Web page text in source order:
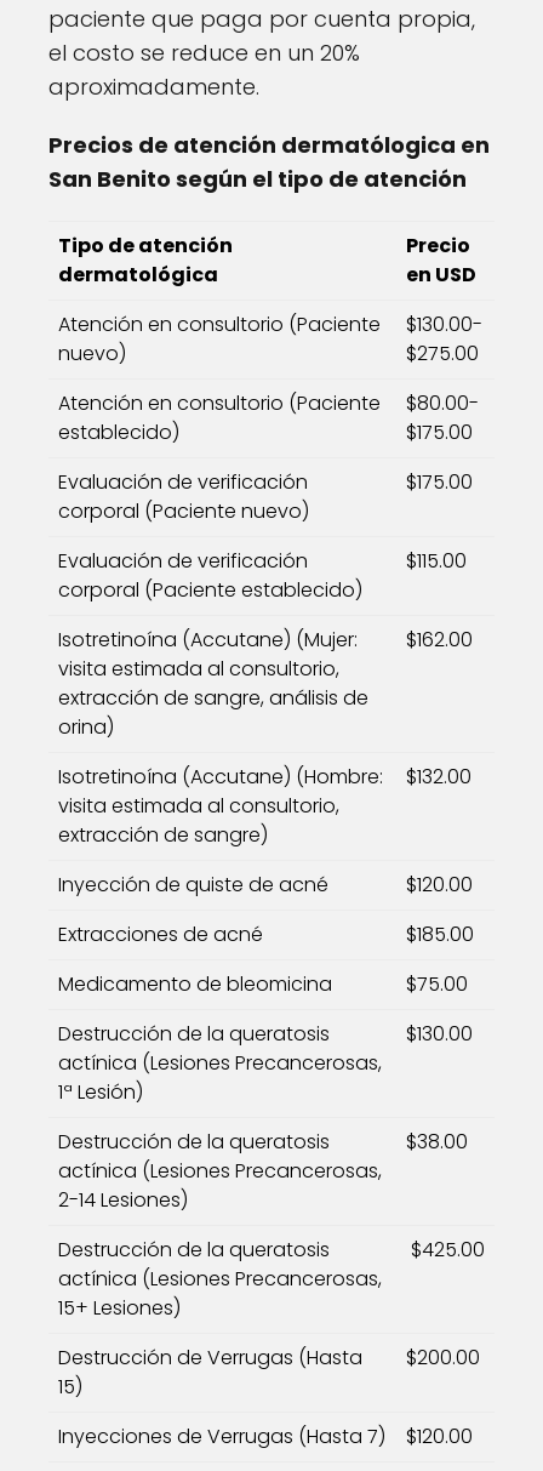
paciente que paga por cuenta propia,
el costo se reduce en un 20%
aproximadamente.
Precios de atención dermatólogica en
San Benito según el tipo de atención
Tipo de atención
dermatológica
Precio
en USD
Atención en consultorio (Paciente
nuevo)
$130.00-
$275.00
Atención en consultorio (Paciente
establecido)
$80.00-
$175.00
Evaluación de verificación
corporal (Paciente nuevo)
$175.00
Evaluación de verificación
corporal (Paciente establecido)
$115.00
Isotretinoína (Accutane) (Mujer:
visita estimada al consultorio,
extracción de sangre, análisis de
orina)
$162.00
Isotretinoína (Accutane) (Hombre:
visita estimada al consultorio,
extracción de sangre)
$132.00
Inyección de quiste de acné
$120.00
Extracciones de acné
$185.00
Medicamento de bleomicina
$75.00
Destrucción de la queratosis
actínica (Lesiones Precancerosas,
1ª Lesión)
$130.00
Destrucción de la queratosis
actínica (Lesiones Precancerosas,
2-14 Lesiones)
$38.00
Destrucción de la queratosis
actínica (Lesiones Precancerosas,
15+ Lesiones)
$425.00
Destrucción de Verrugas (Hasta
15)
$200.00
Inyecciones de Verrugas (Hasta 7)
$120.00